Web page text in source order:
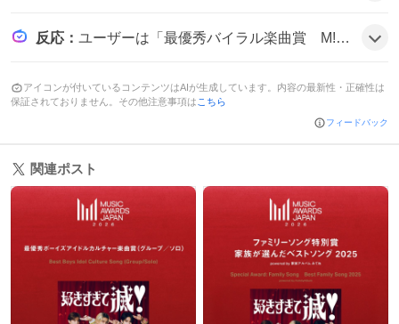
反応 ： ユーザーは「最優秀バイラル楽曲賞 M!LKの『好きすぎて滅！』に決定！」と歓喜し、「MVが1億回再生突破に喜び炸裂！」と盛り上がり、「レッドカーペット歩いてるM!LKがみれるなんて感激」と感動を共有している様子だ。
アイコンが付いているコンテンツはAIが生成しています。内容の最新性・正確性は
保証されておりません。その他注意事項は こちら
フィードバック
関連ポスト